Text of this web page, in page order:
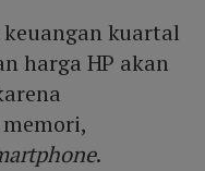
kuartal
harga HP akan
.